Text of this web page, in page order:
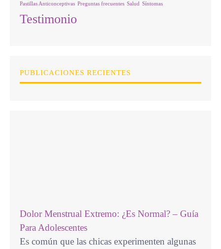
Pastillas Anticonceptivas Preguntas frecuentes Salud Síntomas
Testimonio
PUBLICACIONES RECIENTES
Dolor Menstrual Extremo: ¿Es Normal? – Guía
Para Adolescentes
Es común que las chicas experimenten algunas